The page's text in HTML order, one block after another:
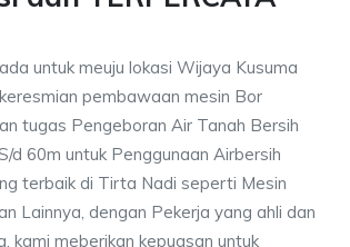
untuk meuju lokasi Wijaya Kusuma
pembawaan mesin Bor
tugas Pengeboran Air Tanah Bersih
d 60m untuk Penggunaan Airbersih
terbaik di Tirta Nadi seperti Mesin
Lainnya, dengan Pekerja yang ahli dan
kami meberikan kepuasan untuk